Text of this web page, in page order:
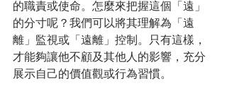
的職責或使命。怎麼來把握這個「遠」
的分寸呢？我們可以將其理解為「遠
離」監視或「遠離」控制。只有這樣，
才能夠讓他不顧及其他人的影響，充分
展示自己的價值觀或行為習慣。